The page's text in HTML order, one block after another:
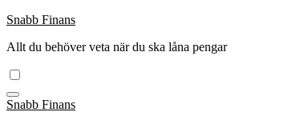
Hoppa
innehåll
Snabb Finans
Allt du behöver veta när du ska låna pengar
Snabb Finans